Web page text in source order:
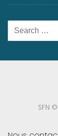
Rechercher
:
SFN